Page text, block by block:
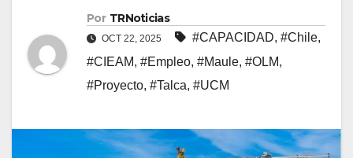
Por TRNoticias
OCT 22, 2025 #CAPACIDAD, #Chile,
#CIEAM, #Empleo, #Maule, #OLM,
#Proyecto, #Talca, #UCM